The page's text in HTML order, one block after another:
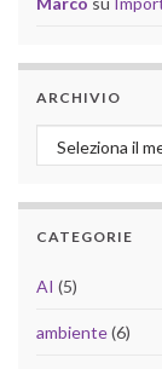
ARCHIVIO
Archivio
CATEGORIE
AI (5)
ambiente(6)